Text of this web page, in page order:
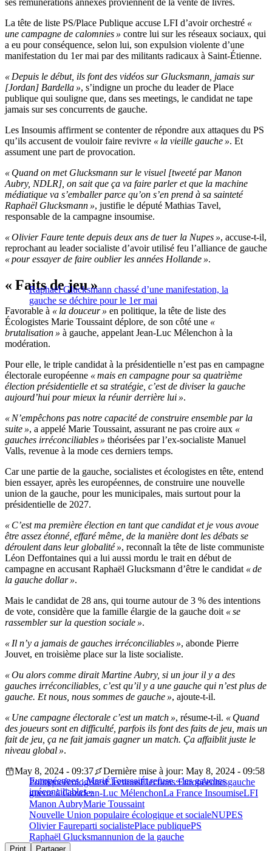
ses rémunérations annexes proviennent de la vente de livres.
La tête de liste PS/Place Publique accuse LFI d’avoir orchestré «
une campagne de calomnies » contre lui sur les réseaux sociaux, qui
a eu pour conséquence, selon lui, son expulsion violente d’une
manifestation du 1er mai par des militants radicaux à Saint-Étienne.
« Depuis le début, ils font des vidéos sur Glucksmann, jamais sur
[Jordan] Bardella », s’indigne un proche du leader de Place
publique qui souligne que, dans ses meetings, le candidat ne tape
jamais sur ses concurrents de gauche.
Les Insoumis affirment se contenter de répondre aux attaques du PS
qu’ils accusent de vouloir faire revivre « la vieille gauche ». Et
assument une part de provocation.
« Quand on met Glucksmann sur le visuel [tweeté par Manon
Aubry, NDLR], on sait que ça va faire parler et que la machine
médiatique va s’emballer parce qu’on s’en prend à sa sainteté
Raphaël Glucksmann », justifie le député Mathias Tavel,
responsable de la campagne insoumise.
« Olivier Faure tente depuis deux ans de tuer la Nupes », accuse-t-il,
reprochant au leader socialiste d’avoir utilisé feu l’alliance de gauche
« pour essayer de faire oublier les années Hollande ».
Raphaël Glucksmann chassé d’une manifestation, la
gauche se déchire pour le 1er mai
« Faits de jeu »
Favorable à « la douceur » en politique, la tête de liste des
Écologistes Marie Toussaint déplore, de son côté une «
brutalisation » à gauche, appelant Jean-Luc Mélenchon à la
modération.
Pour elle, le triple candidat à la présidentielle n’est pas en campagne
électorale européenne « mais en campagne pour sa quatrième
élection présidentielle et sa stratégie, c’est de diviser la gauche
aujourd’hui pour mieux la réunir derrière lui ».
« N’empêchons pas notre capacité de construire ensemble par la
suite », a appelé Marie Toussaint, assurant ne pas croire aux «
gauches irréconciliables » théorisées par l’ex-socialiste Manuel
Valls, revenue à la mode ces derniers temps.
Car une partie de la gauche, socialistes et écologistes en tête, entend
bien essayer, après les européennes, de construire une nouvelle
union de la gauche, pour les municipales, mais surtout pour la
présidentielle de 2027.
« C’est ma première élection en tant que candidat et je vous avoue
être assez étonné, effaré même, de la manière dont les débats se
déroulent dans leur globalité », reconnaît la tête de liste communiste
Léon Deffontaines qui a lui aussi mordu le trait en début de
campagne en accusant Raphaël Glucksmann d’être le candidat « de
la gauche dollar ».
Mais le candidat de 28 ans, qui tourne autour de 3 % des intentions
de vote, considère que la famille élargie de la gauche doit « se
rassembler sur la question sociale ».
« Il n’y a jamais de gauches irréconciliables », abonde Pierre
Jouvet, en troisième place sur la liste socialiste.
« Ou alors comme dirait Martine Aubry, si un jour il y a des
gauches irréconciliables, c’est qu’il y a une gauche qui n’est plus de
gauche. Et nous, nous sommes de gauche », ajoute-t-il.
« Une campagne électorale c’est un match », résume-t-il. « Quand
des joueurs sont en difficulté, parfois ils font des faits de jeu, mais un
fait de jeu, ça ne fait jamais gagner un match. Ça affaiblit juste le
niveau global ».
Européennes : Marie Toussaint refuse « les gauches
irréconciliables »
May 8, 2024 - 09:37
Dernière mise à jour: May 8, 2024 - 09:58
PolitiqueécologistesÉlectionsÉlections Européennesgauche
guerre à GazaJean-Luc MélenchonLa France InsoumiseLFI
Manon AubryMarie Toussaint
Nouvelle Union populaire écologique et socialeNUPES
Olivier Faureparti socialistePlace publiquePS
Raphaël Glucksmannunion de la gauche
Print Partager